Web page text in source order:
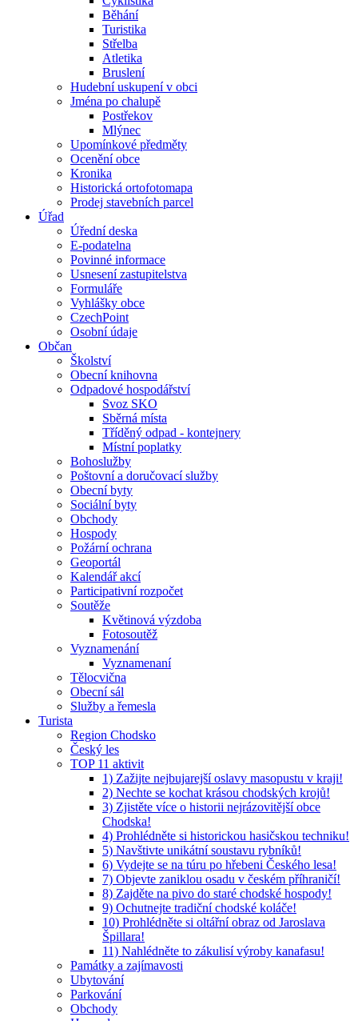
Běhání
Turistika
Střelba
Atletika
Bruslení
Hudební uskupení v obci
Jména po chalupě
Postřekov
Mlýnec
Upomínkové předměty
Ocenění obce
Kronika
Historická ortofotomapa
Prodej stavebních parcel
Úřad
Úřední deska
E-podatelna
Povinné informace
Usnesení zastupitelstva
Formuláře
Vyhlášky obce
CzechPoint
Osobní údaje
Občan
Školství
Obecní knihovna
Odpadové hospodářství
Svoz SKO
Sběrná místa
Tříděný odpad - kontejnery
Místní poplatky
Bohoslužby
Poštovní a doručovací služby
Obecní byty
Sociální byty
Obchody
Hospody
Požární ochrana
Geoportál
Kalendář akcí
Participativní rozpočet
Soutěže
Květinová výzdoba
Fotosoutěž
Vyznamenání
Vyznamenaní
Tělocvična
Obecní sál
Služby a řemesla
Turista
Region Chodsko
Český les
TOP 11 aktivit
1) Zažijte nejbujarejší oslavy masopustu v kraji!
2) Nechte se kochat krásou chodských krojů!
3) Zjistěte více o historii nejrázovitější obce
Chodska!
4) Prohlédněte si historickou hasičskou techniku!
5) Navštivte unikátní soustavu rybníků!
6) Vydejte se na túru po hřebeni Českého lesa!
7) Objevte zaniklou osadu v českém příhraničí!
8) Zajděte na pivo do staré chodské hospody!
9) Ochutnejte tradiční chodské koláče!
10) Prohlédněte si oltářní obraz od Jaroslava
Špillara!
11) Nahlédněte to zákulisí výroby kanafasu!
Památky a zajímavosti
Ubytování
Parkování
Obchody